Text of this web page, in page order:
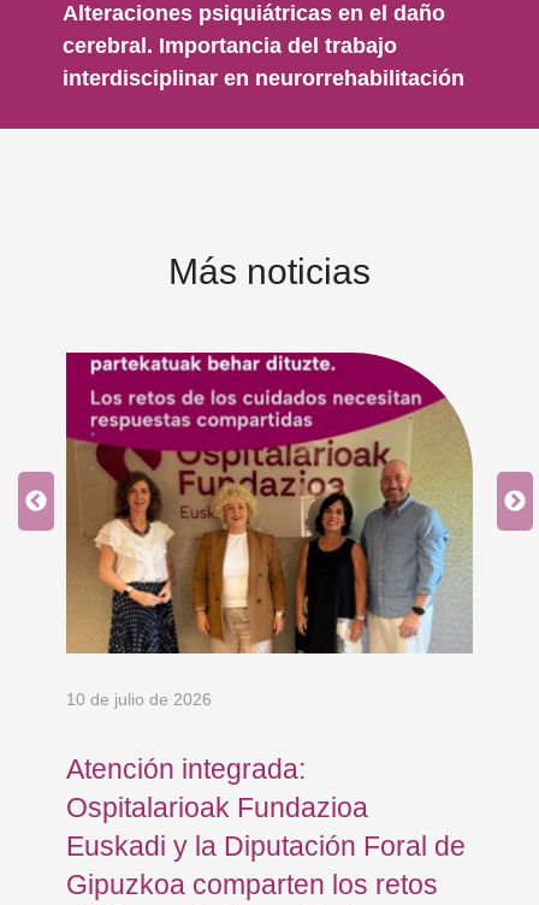
Alteraciones psiquiátricas en el daño
cerebral. Importancia del trabajo
interdisciplinar en neurorrehabilitación
Más noticias
10 de julio de 2026
Atención integrada:
Ospitalarioak Fundazioa
Euskadi y la Diputación Foral de
Gipuzkoa comparten los retos